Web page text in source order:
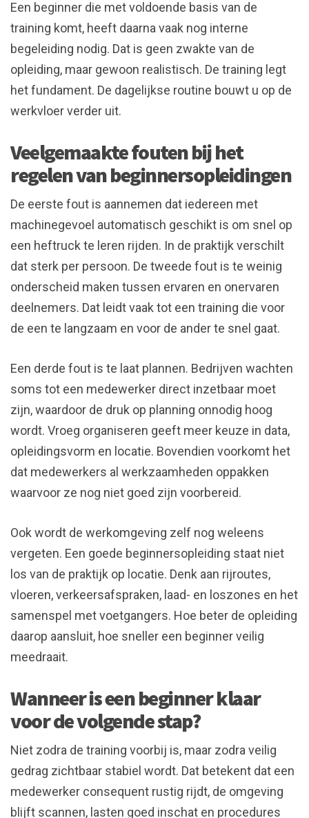
Een beginner die met voldoende basis van de
training komt, heeft daarna vaak nog interne
begeleiding nodig. Dat is geen zwakte van de
opleiding, maar gewoon realistisch. De training legt
het fundament. De dagelijkse routine bouwt u op de
werkvloer verder uit.
Veelgemaakte fouten bij het
regelen van beginnersopleidingen
De eerste fout is aannemen dat iedereen met
machinegevoel automatisch geschikt is om snel op
een heftruck te leren rijden. In de praktijk verschilt
dat sterk per persoon. De tweede fout is te weinig
onderscheid maken tussen ervaren en onervaren
deelnemers. Dat leidt vaak tot een training die voor
de een te langzaam en voor de ander te snel gaat.
Een derde fout is te laat plannen. Bedrijven wachten
soms tot een medewerker direct inzetbaar moet
zijn, waardoor de druk op planning onnodig hoog
wordt. Vroeg organiseren geeft meer keuze in data,
opleidingsvorm en locatie. Bovendien voorkomt het
dat medewerkers al werkzaamheden oppakken
waarvoor ze nog niet goed zijn voorbereid.
Ook wordt de werkomgeving zelf nog weleens
vergeten. Een goede beginnersopleiding staat niet
los van de praktijk op locatie. Denk aan rijroutes,
vloeren, verkeersafspraken, laad- en loszones en het
samenspel met voetgangers. Hoe beter de opleiding
daarop aansluit, hoe sneller een beginner veilig
meedraait.
Wanneer is een beginner klaar
voor de volgende stap?
Niet zodra de training voorbij is, maar zodra veilig
gedrag zichtbaar stabiel wordt. Dat betekent dat een
medewerker consequent rustig rijdt, de omgeving
blijft scannen, lasten goed inschat en procedures